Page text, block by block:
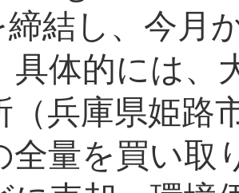
締結し、今月
具体的には、
（兵庫県姫路
全量を買い取